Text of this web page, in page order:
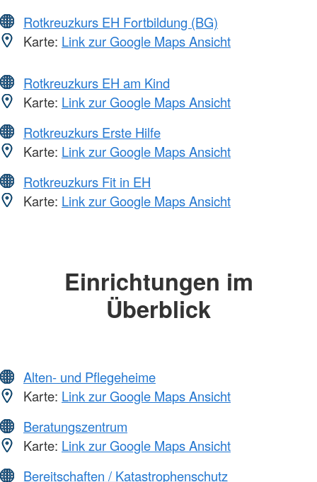
Rotkreuzkurs EH Fortbildung (BG)
Karte: Link zur Google Maps Ansicht
Rotkreuzkurs EH am Kind
Karte: Link zur Google Maps Ansicht
Rotkreuzkurs Erste Hilfe
Karte: Link zur Google Maps Ansicht
Rotkreuzkurs Fit in EH
Karte: Link zur Google Maps Ansicht
Einrichtungen im
Überblick
Alten- und Pflegeheime
Karte: Link zur Google Maps Ansicht
Beratungszentrum
Karte: Link zur Google Maps Ansicht
Bereitschaften / Katastrophenschutz